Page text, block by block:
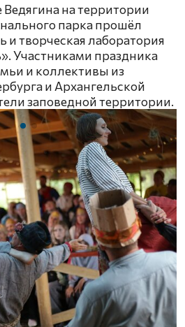
Ведягина на территории
парка прошёл
творческая лаборатория
Участниками праздника
и коллективы из
и Архангельской
заповедной территории.